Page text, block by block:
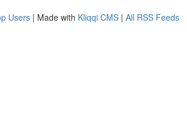
Users | Made with Kliqqi CMS | All RSS Feeds